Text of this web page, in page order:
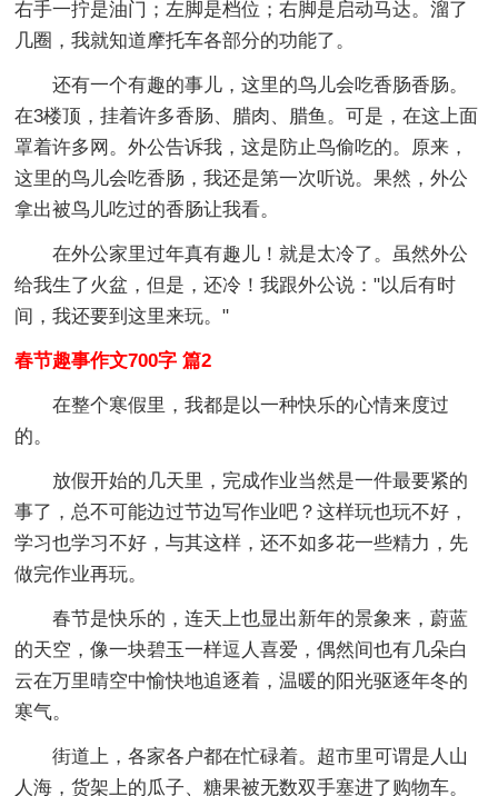
右手一拧是油门；左脚是档位；右脚是启动马达。溜了
几圈，我就知道摩托车各部分的功能了。
还有一个有趣的事儿，这里的鸟儿会吃香肠香肠。
在3楼顶，挂着许多香肠、腊肉、腊鱼。可是，在这上面
罩着许多网。外公告诉我，这是防止鸟偷吃的。原来，
这里的鸟儿会吃香肠，我还是第一次听说。果然，外公
拿出被鸟儿吃过的香肠让我看。
在外公家里过年真有趣儿！就是太冷了。虽然外公
给我生了火盆，但是，还冷！我跟外公说："以后有时
间，我还要到这里来玩。"
春节趣事作文700字 篇2
在整个寒假里，我都是以一种快乐的心情来度过
的。
放假开始的几天里，完成作业当然是一件最要紧的
事了，总不可能边过节边写作业吧？这样玩也玩不好，
学习也学习不好，与其这样，还不如多花一些精力，先
做完作业再玩。
春节是快乐的，连天上也显出新年的景象来，蔚蓝
的天空，像一块碧玉一样逗人喜爱，偶然间也有几朵白
云在万里晴空中愉快地追逐着，温暖的阳光驱逐年冬的
寒气。
街道上，各家各户都在忙碌着。超市里可谓是人山
人海，货架上的瓜子、糖果被无数双手塞进了购物车。